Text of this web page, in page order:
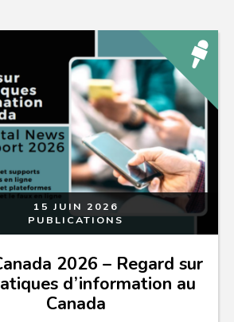
15 JUIN 2026
PUBLICATIONS
2026 – Regard sur
d’information au
Canada